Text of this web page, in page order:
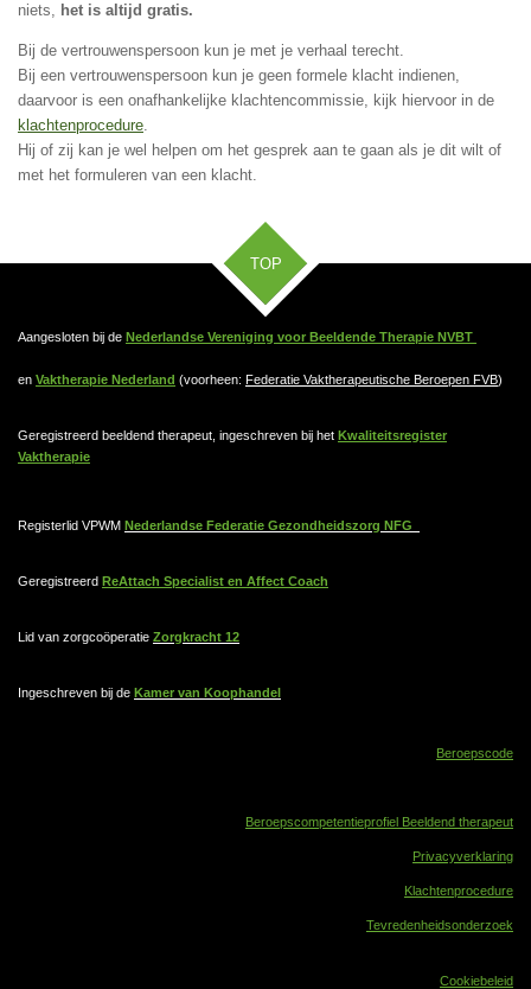
niets, het is altijd gratis.
Bij de vertrouwenspersoon kun je met je verhaal terecht.
Bij een vertrouwenspersoon kun je geen formele klacht indienen,
daarvoor is een onafhankelijke klachtencommissie, kijk hiervoor in de
klachtenprocedure.
Hij of zij kan je wel helpen om het gesprek aan te gaan als je dit wilt of
met het formuleren van een klacht.
TOP
Aangesloten bij de Nederlandse Vereniging voor Beeldende Therapie NVBT
en Vaktherapie Nederland (voorheen: Federatie Vaktherapeutische Beroepen FVB)
Geregistreerd beeldend therapeut, ingeschreven bij het Kwaliteitsregister
Vaktherapie
Registerlid VPWM Nederlandse Federatie Gezondheidszorg NFG
Geregistreerd ReAttach Specialist en Affect Coach
Lid van zorgcoöperatie Zorgkracht 12
Ingeschreven bij de Kamer van Koophandel
Beroepscode
Beroepscompetentieprofiel Beeldend therapeut
Privacyverklaring
Klachtenprocedure
Tevredenheidsonderzoek
Cookiebeleid